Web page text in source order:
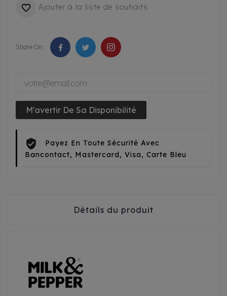
 Ajouter à la liste de souhaits
Share On :
M'avertir De Sa Disponibilité
Payez En Toute Sécurité Avec
Bancontact, Mastercard, Visa, Carte Bleu
Détails du produit